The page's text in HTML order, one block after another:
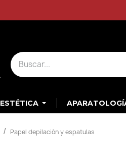
ESTÉTICA
Papel depilación y espatulas